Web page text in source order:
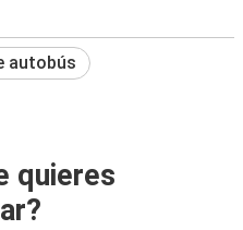
autobús
quieres